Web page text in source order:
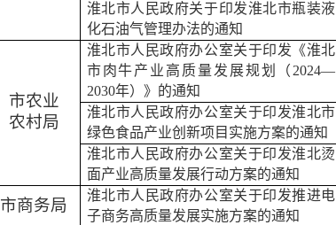
淮北市人民政府关于印发淮北市瓶装液
化石油气管理办法的通知
市农业
农村局
淮北市人民政府办公室关于印发《淮北
市肉牛产业高质量发展规划（ 2024—
2030年）》的通知
淮北市人民政府办公室关于印发淮北市
绿色食品产业创新项目实施方案的通知
淮北市人民政府办公室关于印发淮北烫
面产业高质量发展行动方案的通知
市商务局
淮北市人民政府办公室关于印发推进电
子商务高质量发展实施方案的通知